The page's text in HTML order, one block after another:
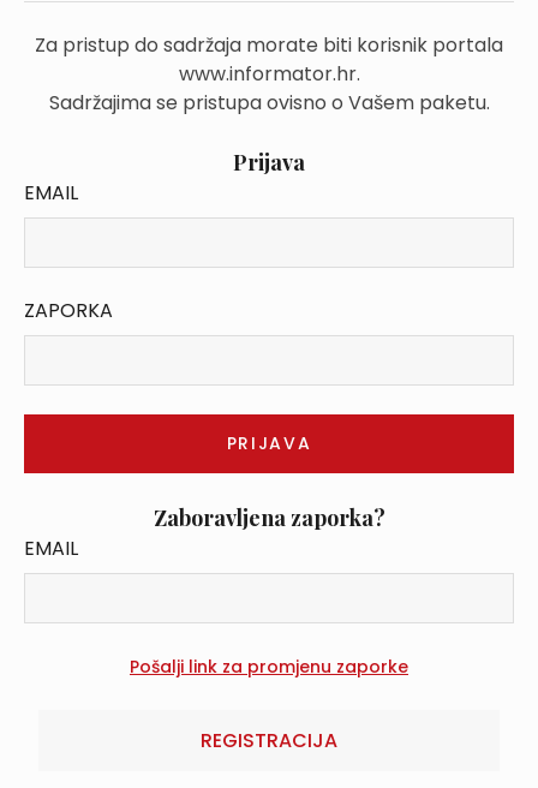
Za pristup do sadržaja morate biti korisnik portala
www.informator.hr.
Sadržajima se pristupa ovisno o Vašem paketu.
Prijava
EMAIL
ZAPORKA
Zaboravljena zaporka?
EMAIL
REGISTRACIJA